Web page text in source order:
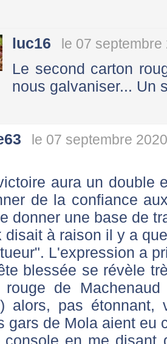
luc16 le 07
Le second carton
nous galvaniser... Un
le 07 septembre
aura un double
de la confiance
donner une base de
disait à raison il y a
L'expression a
blessée se révèle
rouge de
alors, pas
gars de Mola aient eu
en me disant